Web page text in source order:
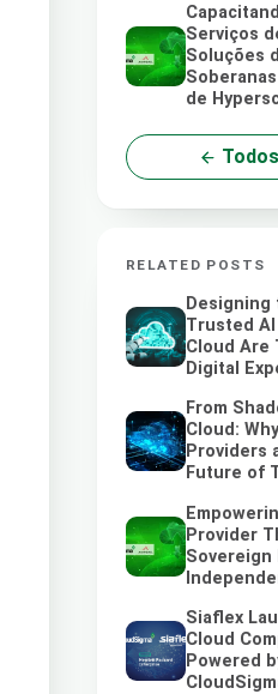
Serviços
Soluções
de
RELATED POSTS
Designing
Trusted
Cloud Are
Digital
From
Cloud:
Providers
Future of
Provider
Sovereign
Siaflex
Cloud
Powered